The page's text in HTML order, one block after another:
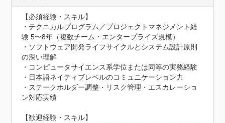
【必須経験・スキル】
・テクニカルプログラム／プロジェクトマネジメント経
験 5〜8年（複数チーム・エンタープライズ規模）
・ソフトウェア開発ライフサイクルとシステム設計原則
の深い理解
・コンピュータサイエンス系学位または同等の実務経験
・日本語ネイティブレベルのコミュニケーション力
・ステークホルダー調整・リスク管理・エスカレーショ
ン対応実績
【歓迎経験・スキル】